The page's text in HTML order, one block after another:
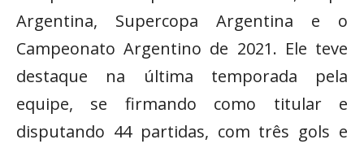
Argentina, Supercopa Argentina e o
Campeonato Argentino de 2021. Ele teve
destaque na última temporada pela
equipe, se firmando como titular e
disputando 44 partidas, com três gols e